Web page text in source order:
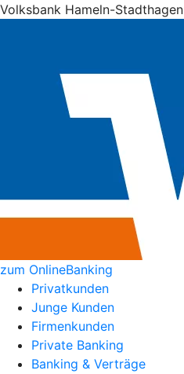
Volksbank Hameln-Stadthagen
zum OnlineBanking
Privatkunden
Junge Kunden
Firmenkunden
Private Banking
Banking & Verträge